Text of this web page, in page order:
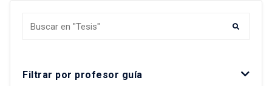
Filtrar por profesor guía